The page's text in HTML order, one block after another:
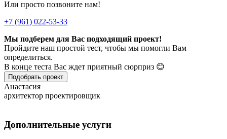
Или просто позвоните нам!
+7 (961) 022-53-33
Мы подберем для Вас подходящий проект!
Пройдите наш простой тест, чтобы мы помогли Вам
определиться.
В конце теста Вас ждет приятный сюрприз 😊
Подобрать проект
Анастасия
архитектор проектировщик
Дополнительные услуги